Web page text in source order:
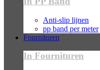
Anti-slip lijnen
pp band per meter
Fournituren
In Fournituren